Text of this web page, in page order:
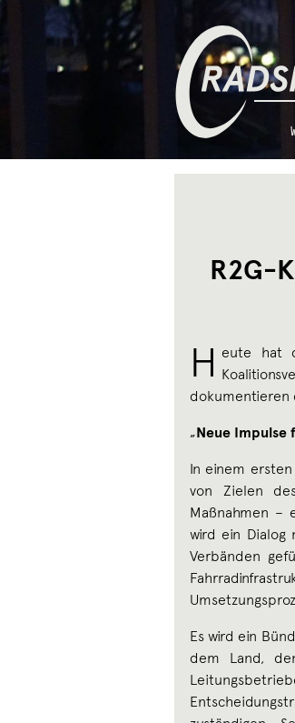
Navigation
springen
springen
R2G-
H eute hat
dokumentieren
„Neue Impulse
In einem
von Zielen
Maßnahmen –
wird ein Dialog
Verbänden
Es wird ein
dem Land,